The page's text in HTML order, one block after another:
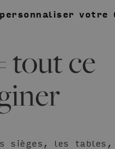
personnaliser
tout ce
sièges, les tables,